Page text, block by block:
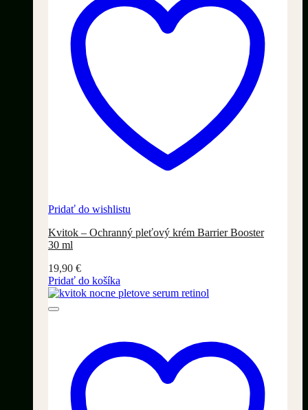
Pridať do wishlistu
Kvitok – Ochranný pleťový krém Barrier Booster
30 ml
19,90 €
Pridať do košíka